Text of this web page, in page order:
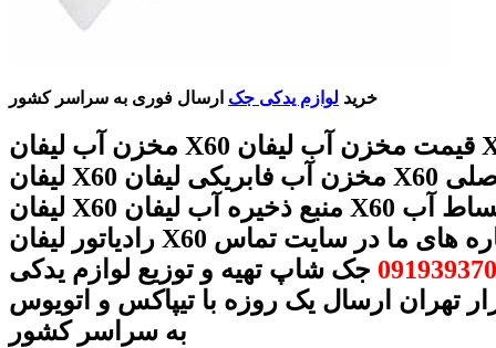
خرید لوازم یدکی جک ارسال فوری به سراسر کشور
مخزن آب لیفان X60 قیمت مخزن آب لیفان X60 منبع آب
لیفان X60 مخزن آب فابریکی لیفان X60 مخزن آب اصلی
لیفان X60 منبع ذخیره آب لیفان X60 مخزن انبساط آب
رادیاتور لیفان X60 با شماره های ما در سایت تماس
جک شاپ تهیه و توزیع لوازم یدکی
تهران ارسال یک روزه با تیپاکس و اتویوس
به سراسر کشور